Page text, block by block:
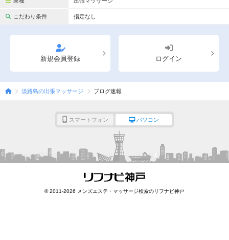
完全個室
ペアルームあり シャワー室完備
フットバスあり
専用駐車場あり 有資格者在籍
日本人スタッフのみ
Ｗセラピスト
こだわり条件を変更
こだわり条件 指定なし
新規会員登録 ログイン
淡路島の出張マッサージ ブログ速報
スマートフォン パソコン
© 2011-2026 メンズエステ・マッサージ検索のリフナビ神戸